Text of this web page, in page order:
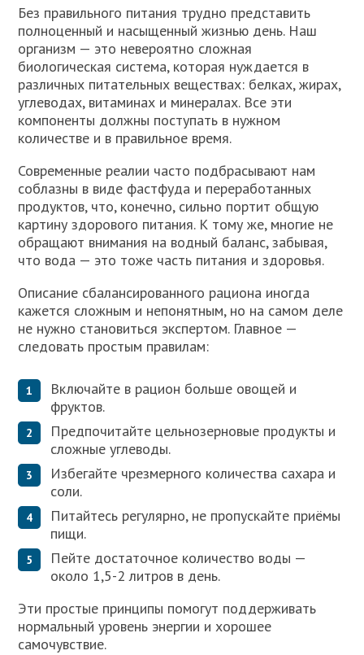
Без правильного питания трудно представить
полноценный и насыщенный жизнью день. Наш
организм — это невероятно сложная
биологическая система, которая нуждается в
различных питательных веществах: белках, жирах,
углеводах, витаминах и минералах. Все эти
компоненты должны поступать в нужном
количестве и в правильное время.
Современные реалии часто подбрасывают нам
соблазны в виде фастфуда и переработанных
продуктов, что, конечно, сильно портит общую
картину здорового питания. К тому же, многие не
обращают внимания на водный баланс, забывая,
что вода — это тоже часть питания и здоровья.
Описание сбалансированного рациона иногда
кажется сложным и непонятным, но на самом деле
не нужно становиться экспертом. Главное —
следовать простым правилам:
Включайте в рацион больше овощей и
фруктов.
Предпочитайте цельнозерновые продукты и
сложные углеводы.
Избегайте чрезмерного количества сахара и
соли.
Питайтесь регулярно, не пропускайте приёмы
пищи.
Пейте достаточное количество воды —
около 1,5-2 литров в день.
Эти простые принципы помогут поддерживать
нормальный уровень энергии и хорошее
самочувствие.